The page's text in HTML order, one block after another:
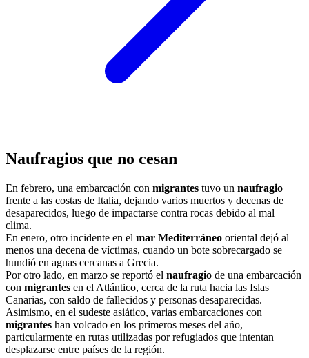
Naufragios que no cesan
En febrero, una embarcación con migrantes tuvo un naufragio
frente a las costas de Italia, dejando varios muertos y decenas de
desaparecidos, luego de impactarse contra rocas debido al mal
clima.
En enero, otro incidente en el mar Mediterráneo oriental dejó al
menos una decena de víctimas, cuando un bote sobrecargado se
hundió en aguas cercanas a Grecia.
Por otro lado, en marzo se reportó el naufragio de una embarcación
con migrantes en el Atlántico, cerca de la ruta hacia las Islas
Canarias, con saldo de fallecidos y personas desaparecidas.
Asimismo, en el sudeste asiático, varias embarcaciones con
migrantes han volcado en los primeros meses del año,
particularmente en rutas utilizadas por refugiados que intentan
desplazarse entre países de la región.